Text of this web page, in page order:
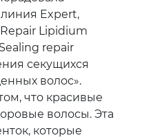
Expert,
Lipidium
repair
секущихся
волос».
что красивые
волосы. Эта
которые